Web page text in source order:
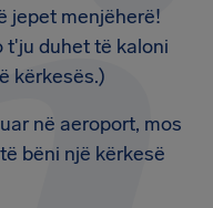
jepet menjëherë!
t'ju duhet të kaloni
kërkesës.)
në aeroport, mos
bëni një kërkesë